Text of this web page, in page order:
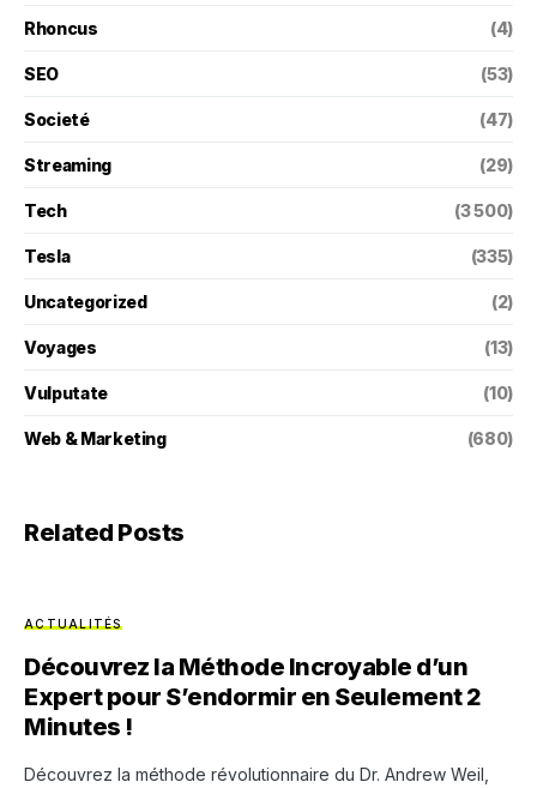
Rhoncus (4)
SEO (53)
Societé (47)
Streaming (29)
Tech (3 500)
Tesla (335)
Uncategorized (2)
Voyages (13)
Vulputate (10)
Web & Marketing (680)
Related Posts
ACTUALITÉS
Découvrez la Méthode Incroyable d’un
Expert pour S’endormir en Seulement 2
Minutes !
Découvrez la méthode révolutionnaire du Dr. Andrew Weil,